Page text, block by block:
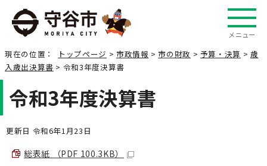
メニュー
現在の位置： トップページ > 市政情報 >市の財政 > 予算・決算 > 歳
入歳出決算書 > 令和3年度決算書
令和3年度決算書
更新日 令和6年1月23日
総表紙 （PDF 100.3KB）